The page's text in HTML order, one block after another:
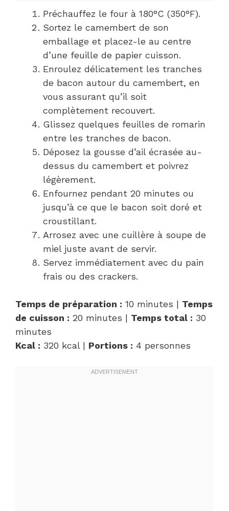
Préchauffez le four à 180°C (350°F).
Sortez le camembert de son
emballage et placez-le au centre
d’une feuille de papier cuisson.
Enroulez délicatement les tranches
de bacon autour du camembert, en
vous assurant qu’il soit
complètement recouvert.
Glissez quelques feuilles de romarin
entre les tranches de bacon.
Déposez la gousse d’ail écrasée au-
dessus du camembert et poivrez
légèrement.
Enfournez pendant 20 minutes ou
jusqu’à ce que le bacon soit doré et
croustillant.
Arrosez avec une cuillère à soupe de
miel juste avant de servir.
Servez immédiatement avec du pain
frais ou des crackers.
Temps de préparation : 10 minutes | Temps
de cuisson : 20 minutes | Temps total : 30
minutes
Kcal : 320 kcal | Portions : 4 personnes